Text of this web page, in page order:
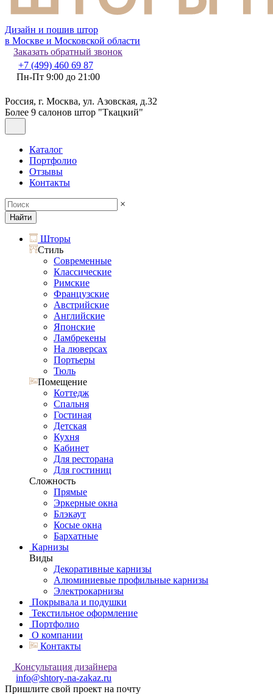
Дизайн и пошив штор
в Москве и Московской области
Заказать обратный звонок
+7 (499) 460 69 87
Пн-Пт 9:00 до 21:00
Россия, г. Москва, ул. Азовская, д.32
Более 9 салонов штор "Ткацкий"
Каталог
Портфолио
Отзывы
Контакты
×
Найти
Шторы
Стиль
Современные
Классические
Римские
Французские
Австрийские
Английские
Японские
Ламбрекены
На люверсах
Портьеры
Тюль
Помещение
Коттедж
Спальня
Гостиная
Детская
Кухня
Кабинет
Для ресторана
Для гостиниц
Сложность
Прямые
Эркерные окна
Блэкаут
Косые окна
Бархатные
Карнизы
Виды
Декоративные карнизы
Алюминиевые профильные карнизы
Электрокарнизы
Покрывала и подушки
Текстильное оформление
Портфолио
О компании
Контакты
Консультация дизайнера
info@shtory-na-zakaz.ru
Пришлите свой проект на почту